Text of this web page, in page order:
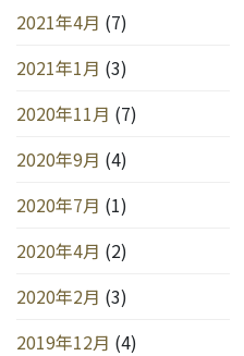
2021年4月 (7)
2021年1月 (3)
2020年11月 (7)
2020年9月 (4)
2020年7月 (1)
2020年4月 (2)
2020年2月 (3)
2019年12月 (4)